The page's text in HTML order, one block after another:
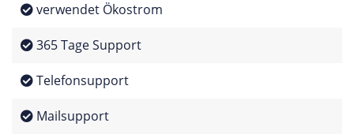
verwendet Ökostrom
365 Tage Support
Telefonsupport
Mailsupport